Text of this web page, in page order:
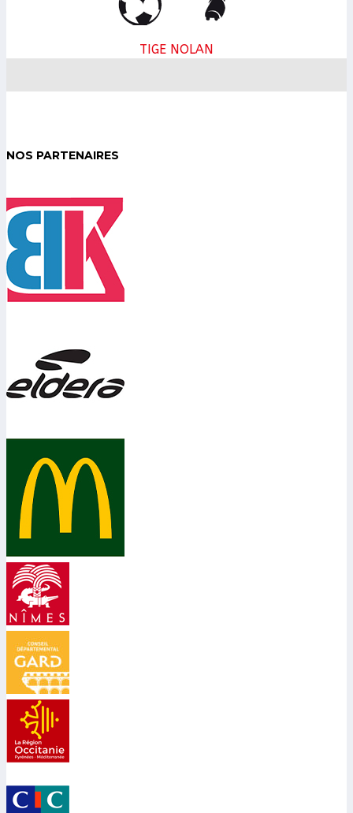
TIGE NOLAN
NOS PARTENAIRES